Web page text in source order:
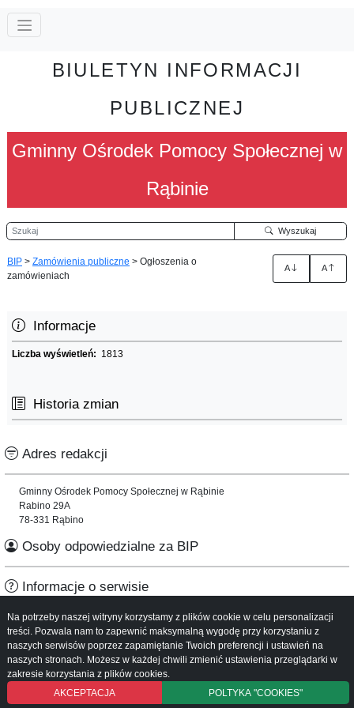
BIULETYN INFORMACJI
PUBLICZNEJ
Gminny Ośrodek Pomocy Społecznej w
Rąbinie
Szukaj Wyszukaj
BIP > Zamówienia publiczne > Ogłoszenia o
zamówieniach
A A
Informacje
Liczba wyświetleń: 1813
Historia zmian
Adres redakcji
Gminny Ośrodek Pomocy Społecznej w Rąbinie
Rabino 29A
78-331 Rąbino
Osoby odpowiedzialne za BIP
Informacje o serwisie
Mapa serwisu
Instrukcja obsługi
Na potrzeby naszej witryny korzystamy z plików cookie w celu personalizacji
treści. Pozwala nam to zapewnić maksymalną wygodę przy korzystaniu z
naszych serwisów poprzez zapamiętanie Twoich preferencji i ustawień na
naszych stronach. Możesz w każdej chwili zmienić ustawienia przeglądarki w
zakresie korzystania z plików cookies.
AKCEPTACJA
POLTYKA "COOKIES"